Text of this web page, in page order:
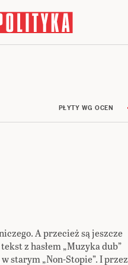
PŁYTY WG OCEN
A przecież są jeszcze
z hasłem „Muzyka dub”
starym „Non-Stopie”. I przez